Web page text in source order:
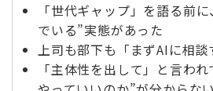
「世代ギャップ」を語る前
でいる”実態があった
上司も部下も「まずAIに相談
「主体性を出して」と言わ